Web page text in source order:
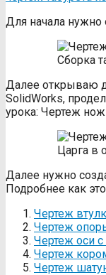
Для начала нужно
Сборка
Далее открываю
SolidWorks,
урока: Чертеж
Царга в
Далее нужно
Подробнее как
Чертеж
Чертеж
Чертеж оси
Чертеж
Чертеж